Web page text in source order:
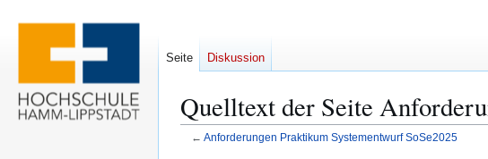
Quelltext der Seite
← Anforderungen Praktikum Systementwurf SoSe2025
Seite Diskussion